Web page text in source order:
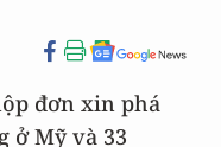
đơn xin phá
ở Mỹ và 33